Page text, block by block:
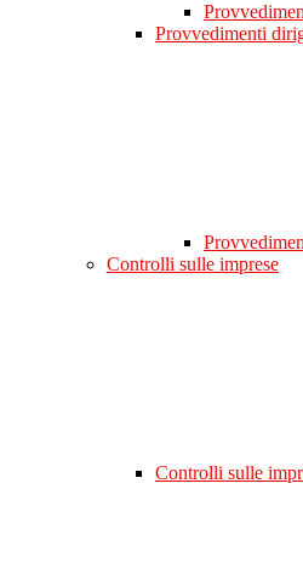
Provvedimenti
Controlli sulle imprese
Controlli sulle